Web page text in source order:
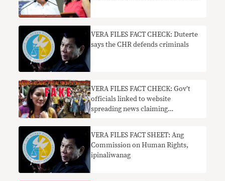
VERA FILES FACT CHECK: Duterte
says the CHR defends criminals
VERA FILES FACT CHECK: Gov’t
officials linked to website
spreading news claiming
​VERA FILES FACT SHEET: Ang
Commission on Human Rights,
ipinaliwanag